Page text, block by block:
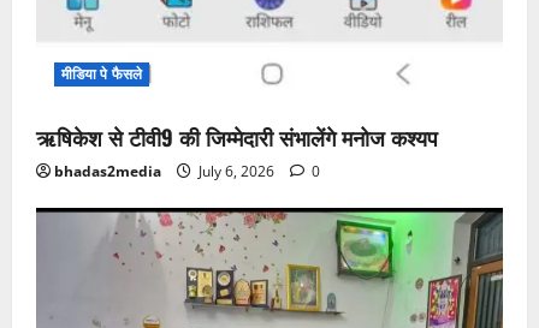
मीडिया पे फैसले
ऋषिकेश से टीवी9 की जिम्मेदारी संभालेंगे मनोज कश्यप
bhadas2media July 6, 2026 0